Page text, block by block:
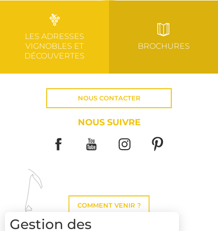
LES ADRESSES
VIGNOBLES ET
DÉCOUVERTES
BROCHURES
NOUS CONTACTER
NOUS SUIVRE
COMMENT VENIR ?
Gestion des